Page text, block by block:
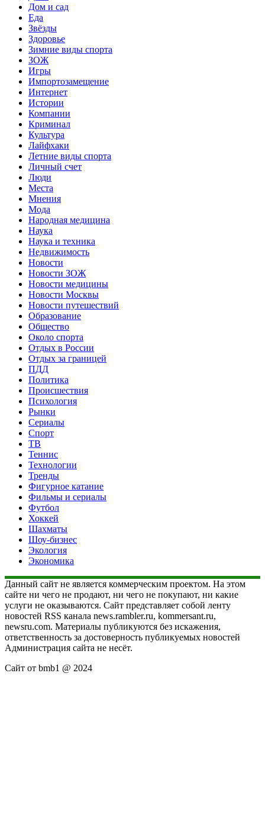
Дом и сад
Еда
Звёзды
Здоровье
Зимние виды спорта
ЗОЖ
Игры
Импортозамещение
Интернет
Истории
Компании
Криминал
Культура
Лайфхаки
Летние виды спорта
Личный счет
Люди
Места
Мнения
Мода
Народная медицина
Наука
Наука и техника
Недвижимость
Новости
Новости ЗОЖ
Новости медицины
Новости Москвы
Новости путешествий
Образование
Общество
Около спорта
Отдых в России
Отдых за границей
ПДД
Политика
Происшествия
Психология
Рынки
Сериалы
Спорт
ТВ
Теннис
Технологии
Тренды
Фигурное катание
Фильмы и сериалы
Футбол
Хоккей
Шахматы
Шоу-бизнес
Экология
Экономика
Данный сайт не является коммерческим проектом. На этом
сайте ни чего не продают, ни чего не покупают, ни какие
услуги не оказываются. Сайт представляет собой ленту
новостей RSS канала news.rambler.ru, kommersant.ru,
newsru.com. Материалы публикуются без искажения,
ответственность за достоверность публикуемых новостей
Администрация сайта не несёт.
Сайт от bmb1 @ 2024